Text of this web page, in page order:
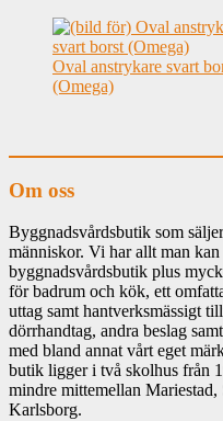
Oval anstrykare svart
(Omega)
Om oss
Byggnadsvårdsbutik som
människor. Vi har allt man kan
byggnadsvårdsbutik plus
för badrum och kök, ett
uttag samt hantverksmässigt
dörrhandtag, andra beslag
med bland annat vårt eget
butik ligger i två skolhus från
mindre mittemellan
Karlsborg.